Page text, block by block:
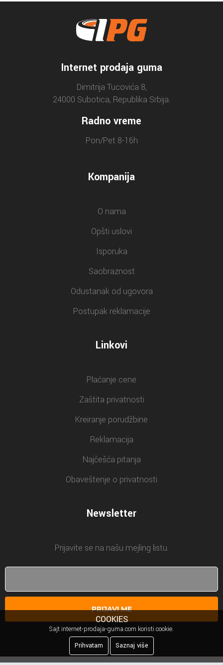
Internet prodaja guma
Dimitrija Tucovića 8,
24000 Subotica, Republika Srbija.
Radno vreme
Pon/Pet 8-16h
Kompanija
O nama
Opšti uslovi
Isporuka
Saobraznost
Odustanak od ugovora
Postupak reklamacije
Linkovi
Plaćanje cene
Zaštita privatnosti
Kreiranje porudžbine
Reklamacija
Najčešća pitanja
Obaveštenje o privatnosti
Newsletter
Prijavite se na našu mejling listu.
PRIJAVI ME
COOKIES
Sajt internet-prodaja-guma.com koristi cookie.
Prihvatam
Saznaj više